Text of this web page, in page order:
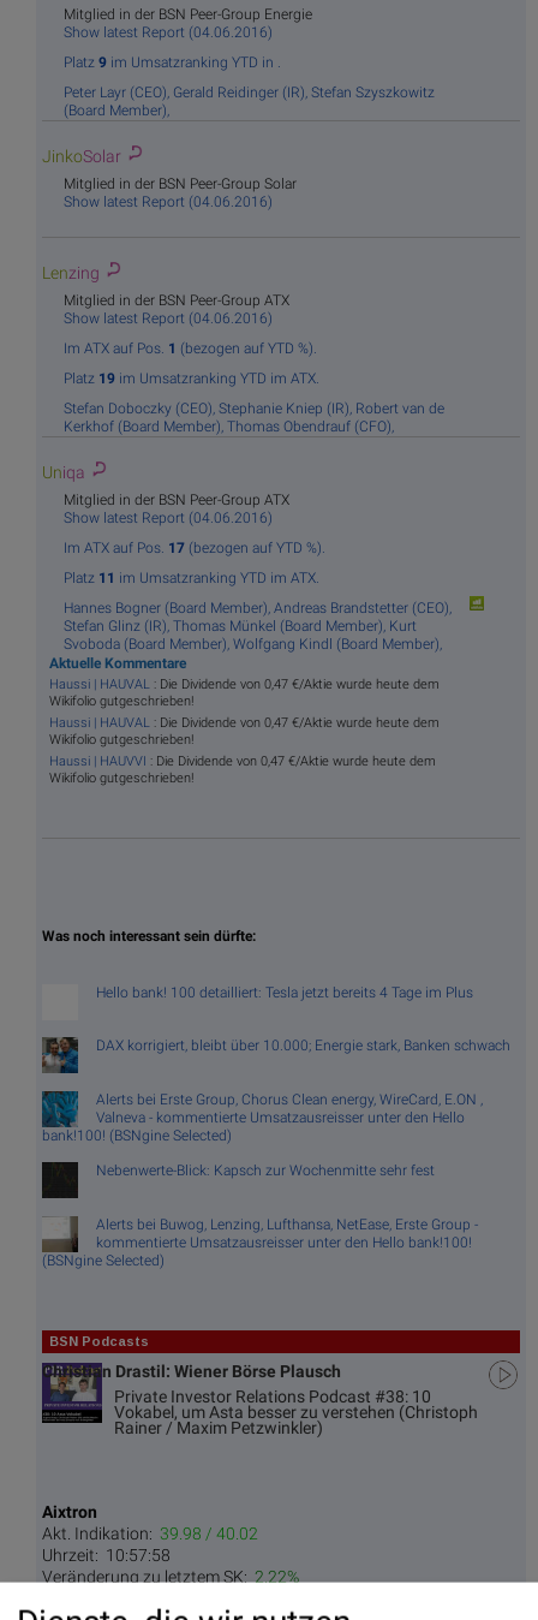
Mitglied in der BSN Peer-Group Energie
Show latest Report (04.06.2016)
Platz 9 im Umsatzranking YTD in .
Peter Layr (CEO), Gerald Reidinger (IR), Stefan Szyszkowitz
(Board Member),
JinkoSolar
Mitglied in der BSN Peer-Group Solar
Show latest Report (04.06.2016)
Lenzing
Mitglied in der BSN Peer-Group ATX
Show latest Report (04.06.2016)
Im ATX auf Pos. 1 (bezogen auf YTD %).
Platz 19 im Umsatzranking YTD im ATX.
Stefan Doboczky (CEO), Stephanie Kniep (IR), Robert van de
Kerkhof (Board Member), Thomas Obendrauf (CFO),
Uniqa
Mitglied in der BSN Peer-Group ATX
Show latest Report (04.06.2016)
Im ATX auf Pos. 17 (bezogen auf YTD %).
Platz 11 im Umsatzranking YTD im ATX.
Hannes Bogner (Board Member), Andreas Brandstetter (CEO),
Stefan Glinz (IR), Thomas Münkel (Board Member), Kurt
Svoboda (Board Member), Wolfgang Kindl (Board Member),
Aktuelle Kommentare
Haussi | HAUVAL : Die Dividende von 0,47 €/Aktie wurde heute dem
Wikifolio gutgeschrieben!
Haussi | HAUVAL : Die Dividende von 0,47 €/Aktie wurde heute dem
Wikifolio gutgeschrieben!
Haussi | HAUVVI : Die Dividende von 0,47 €/Aktie wurde heute dem
Wikifolio gutgeschrieben!
Was noch interessant sein dürfte:
Hello bank! 100 detailliert: Tesla jetzt bereits 4 Tage im Plus
DAX korrigiert, bleibt über 10.000; Energie stark, Banken schwach
Alerts bei Erste Group, Chorus Clean energy, WireCard, E.ON ,
Valneva - kommentierte Umsatzausreisser unter den Hello
bank!100! (BSNgine Selected)
Nebenwerte-Blick: Kapsch zur Wochenmitte sehr fest
Alerts bei Buwog, Lenzing, Lufthansa, NetEase, Erste Group -
kommentierte Umsatzausreisser unter den Hello bank!100!
(BSNgine Selected)
BSN Podcasts
Christian Drastil: Wiener Börse Plausch
Private Investor Relations Podcast #38: 10
Vokabel, um Asta besser zu verstehen (Christoph
Rainer / Maxim Petzwinkler)
Aixtron
Akt. Indikation: 39.98 / 40.02
Uhrzeit: 10:57:58
Veränderung zu letztem SK: 2.22%